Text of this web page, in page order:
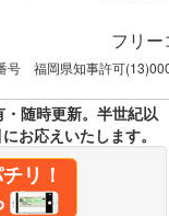
フリ
号 福岡県知事許可
随時更新。半世紀以
お応えいたします。
リ！